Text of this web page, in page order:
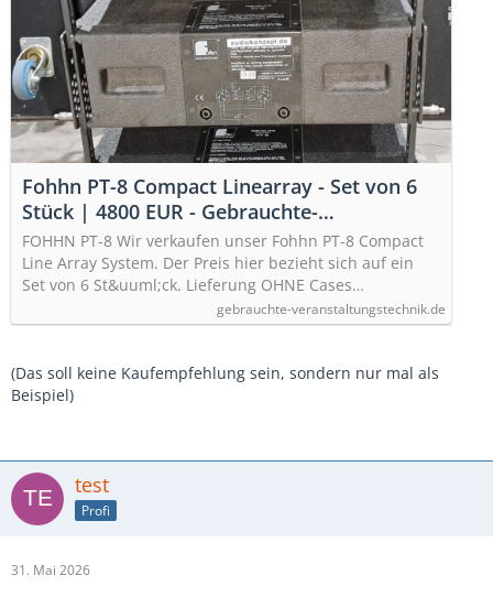
Fohhn PT-8 Compact Linearray - Set von 6
Stück | 4800 EUR - Gebrauchte-
Veranstaltungstechnik.de - Der Marktplatz
für gebrauchte Veranstaltungstechnik
FOHHN PT-8 Wir verkaufen unser Fohhn PT-8 Compact
Line Array System. Der Preis hier bezieht sich auf ein
Set von 6 St&uuml;ck. Lieferung OHNE Cases…
gebrauchte-veranstaltungstechnik.de
(Das soll keine Kaufempfehlung sein, sondern nur mal als
Beispiel)
test
Profi
31. Mai 2026